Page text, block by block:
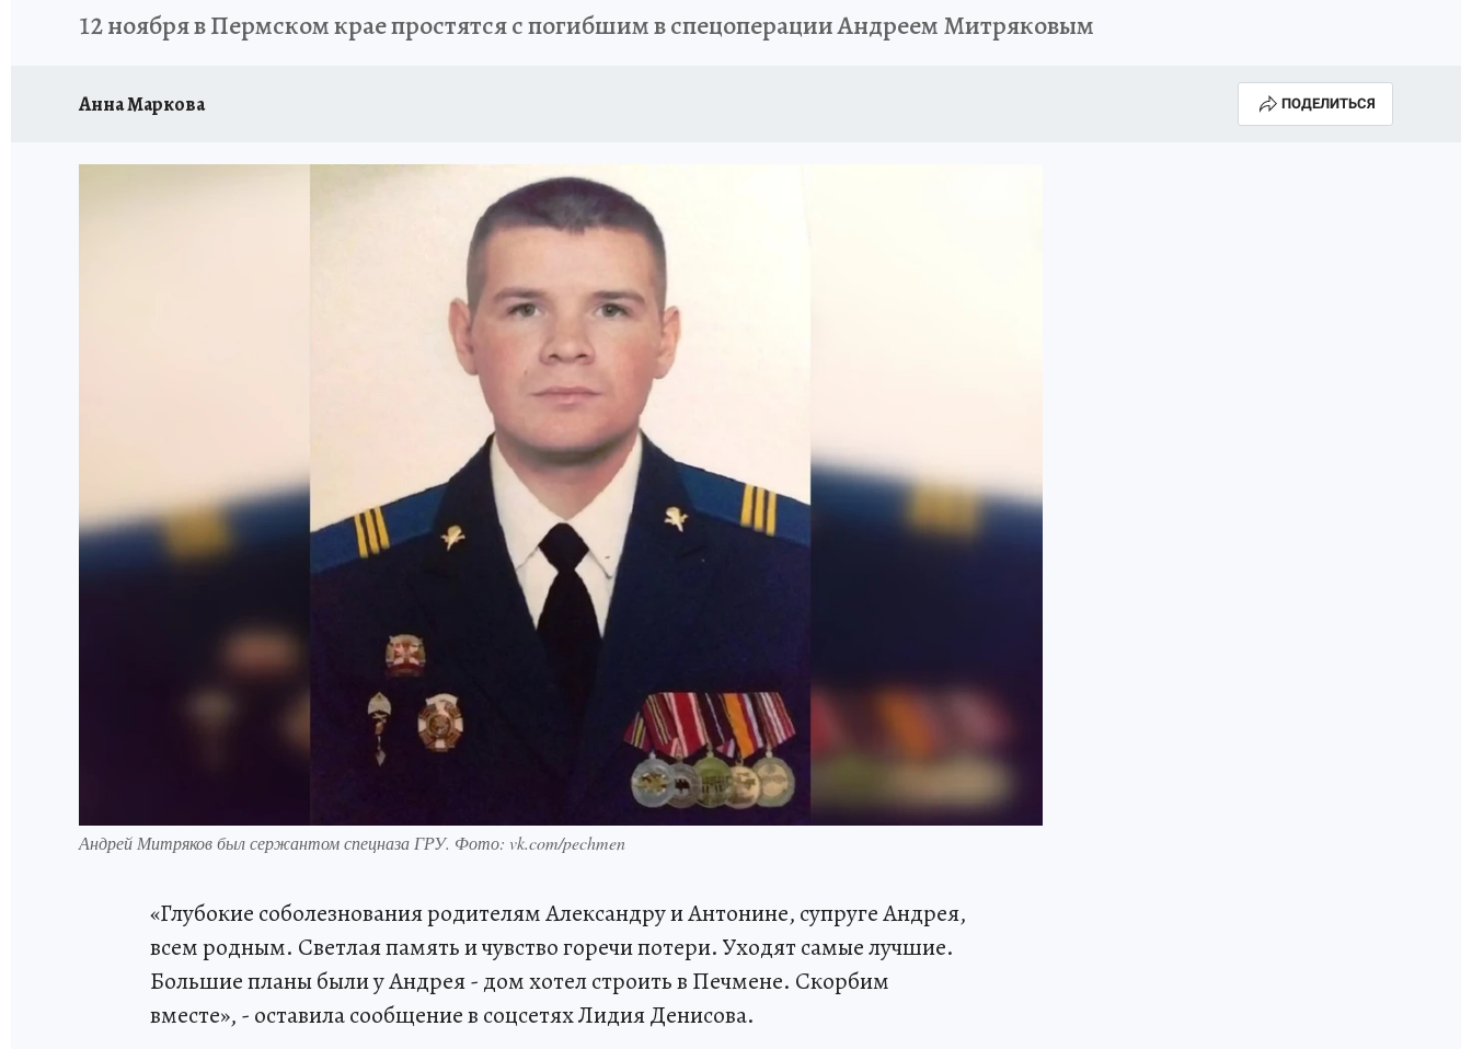
ИСПЫТАНО НА СЕБЕ КЛИНИКА ГОДА-2024
12 ноября в Пермском крае простятся с погибшим в спецоперации Андреем Митряковым
Анна Маркова ПОДЕЛИТЬСЯ
Андрей Митряков был сержантом спецназа ГРУ. Фото: vk.com/pechmen
«Глубокие соболезнования родителям Александру и Антонине, супруге Андрея,
всем родным. Светлая память и чувство горечи потери. Уходят самые лучшие.
Большие планы были у Андрея - дом хотел строить в Печмене. Скорбим
вместе», - оставила сообщение в соцсетях Лидия Денисова.